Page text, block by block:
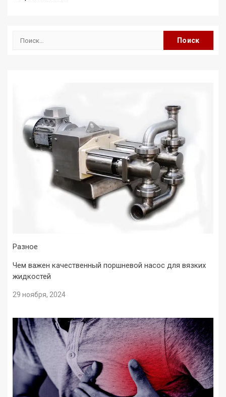
Найти:
Разное
Чем важен качественный поршневой насос для вязких
жидкостей
29 ноября, 2024